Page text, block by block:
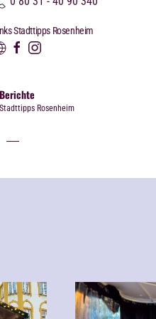
Stadttipps Rosenheim
Berichte
Stadttipps Rosenheim